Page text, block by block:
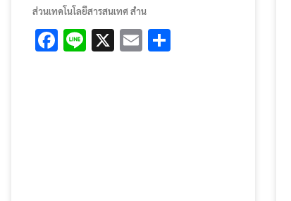
ส่วนเทคโนโลยีสารสนเทศ สำน
Facebook
Line
X EmailShare